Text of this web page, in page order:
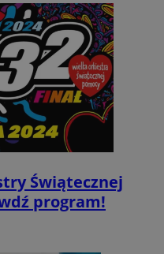
Świątecznej
program!